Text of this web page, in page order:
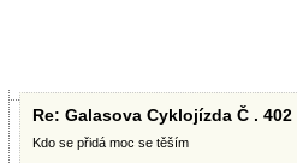
Re: Galasova Cyklojízda Č .
Kdo se přidá moc se těším